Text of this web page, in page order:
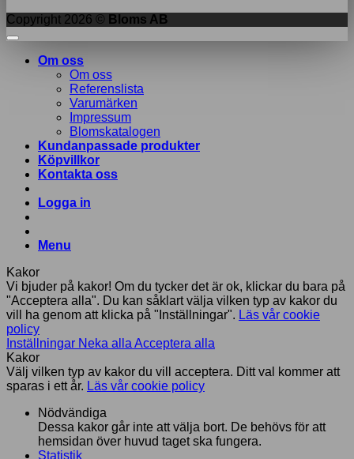
Copyright 2026 © Bloms AB
Om oss
Om oss
Referenslista
Varumärken
Impressum
Blomskatalogen
Kundanpassade produkter
Köpvillkor
Kontakta oss
Logga in
Menu
Kakor
Vi bjuder på kakor! Om du tycker det är ok, klickar du bara på
"Acceptera alla". Du kan såklart välja vilken typ av kakor du
vill ha genom att klicka på "Inställningar". Läs vår cookie
policy
Inställningar Neka alla Acceptera alla
Kakor
Välj vilken typ av kakor du vill acceptera. Ditt val kommer att
sparas i ett år. Läs vår cookie policy
Nödvändiga
Dessa kakor går inte att välja bort. De behövs för att
hemsidan över huvud taget ska fungera.
Statistik